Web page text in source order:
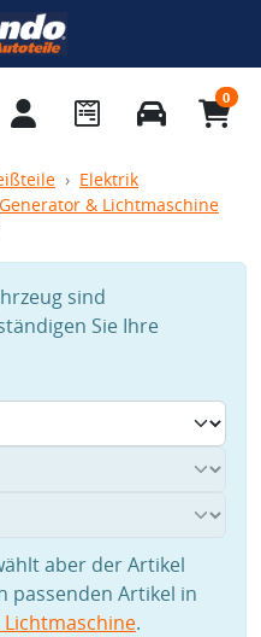
0
Elektrik
Generator & Lichtmaschine
sind
Sie Ihre
aber der Artikel
passenden Artikel in
.